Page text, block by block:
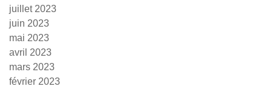
juillet 2023
juin 2023
mai 2023
avril 2023
mars 2023
février 2023